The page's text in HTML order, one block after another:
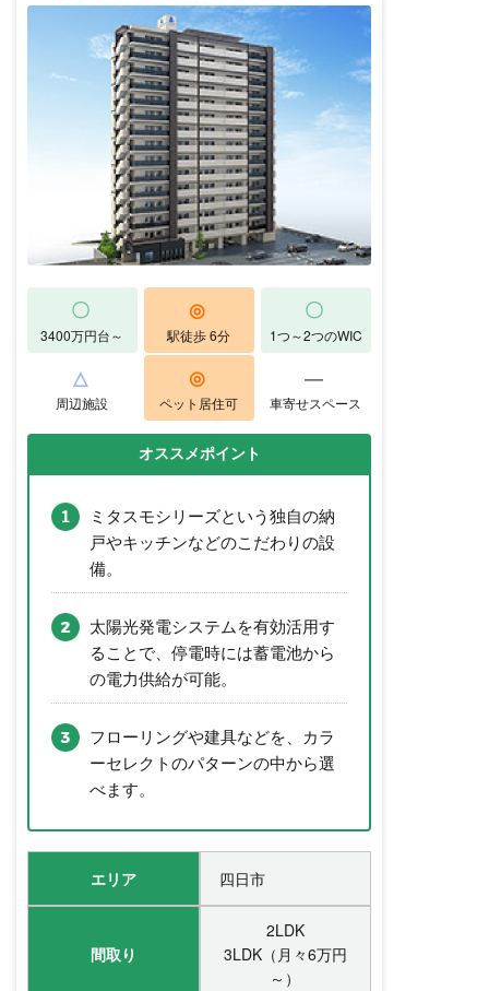
〇
3400万円台～
◎
駅徒歩 6分
〇
1つ～2つのWIC
△
周辺施設
◎
ペット居住可
―
車寄せスペース
オススメポイント
ミタスモシリーズという独自の納
戸やキッチンなどのこだわりの設
備。
太陽光発電システムを有効活用す
ることで、停電時には蓄電池から
の電力供給が可能。
フローリングや建具などを、カラ
ーセレクトのパターンの中から選
べます。
エリア 四日市
間取り
2LDK
3LDK（月々6万円
～）